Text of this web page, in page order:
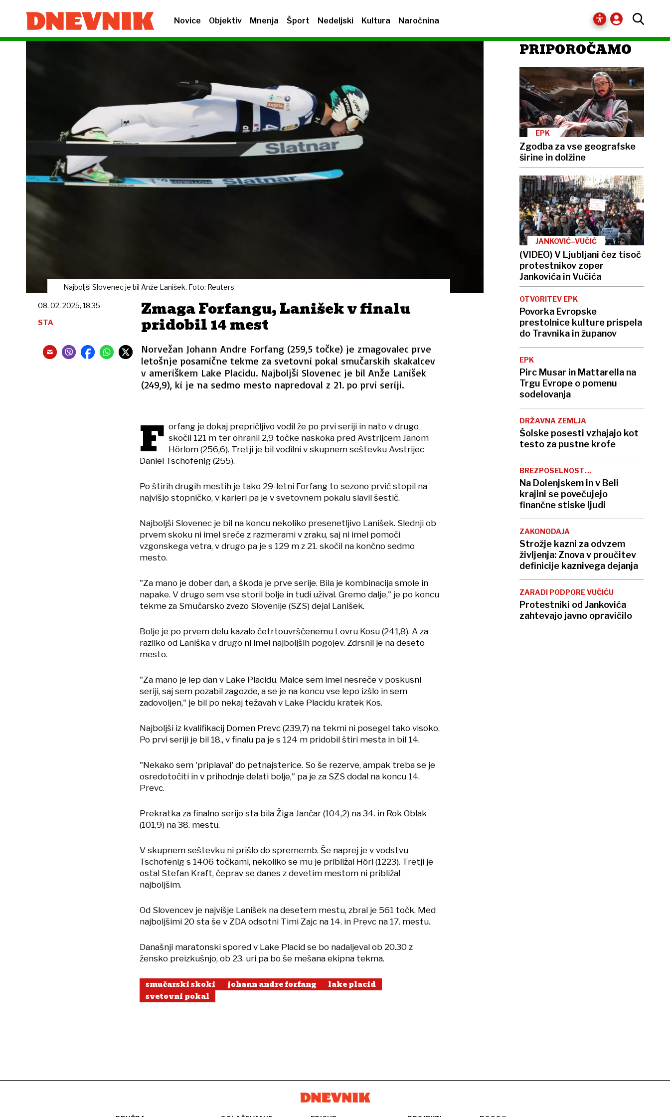
Novice Objektiv Mnenja Šport Nedeljski Kultura Naročnina
Najboljši Slovenec je bil Anže Lanišek. Foto: Reuters
Zmaga Forfangu, Lanišek v finalu
pridobil 14 mest
Norvežan Johann Andre Forfang (259,5 točke) je zmagovalec prve
letošnje posamične tekme za svetovni pokal smučarskih skakalcev
v ameriškem Lake Placidu. Najboljši Slovenec je bil Anže Lanišek
(249,9), ki je na sedmo mesto napredoval z 21. po prvi seriji.
08. 02. 2025, 18.35
STA
F orfang je dokaj prepričljivo vodil že po prvi seriji in nato v drugo
skočil 121 m ter ohranil 2,9 točke naskoka pred Avstrijcem Janom
Hörlom (256,6). Tretji je bil vodilni v skupnem seštevku Avstrijec
Daniel Tschofenig (255).
Po štirih drugih mestih je tako 29-letni Forfang to sezono prvič stopil na
najvišjo stopničko, v karieri pa je v svetovnem pokalu slavil šestič.
Najboljši Slovenec je bil na koncu nekoliko presenetljivo Lanišek. Slednji ob
prvem skoku ni imel sreče z razmerami v zraku, saj ni imel pomoči
vzgonskega vetra, v drugo pa je s 129 m z 21. skočil na končno sedmo
mesto.
"Za mano je dober dan, a škoda je prve serije. Bila je kombinacija smole in
napake. V drugo sem vse storil bolje in tudi užival. Gremo dalje," je po koncu
tekme za Smučarsko zvezo Slovenije (SZS) dejal Lanišek.
Bolje je po prvem delu kazalo četrtouvrščenemu Lovru Kosu (241,8). A za
razliko od Laniška v drugo ni imel najboljših pogojev. Zdrsnil je na deseto
mesto.
"Za mano je lep dan v Lake Placidu. Malce sem imel nesreče v poskusni
seriji, saj sem pozabil zagozde, a se je na koncu vse lepo izšlo in sem
zadovoljen," je bil po nekaj težavah v Lake Placidu kratek Kos.
Najboljši iz kvalifikacij Domen Prevc (239,7) na tekmi ni posegel tako visoko.
Po prvi seriji je bil 18., v finalu pa je s 124 m pridobil štiri mesta in bil 14.
"Nekako sem 'priplaval' do petnajsterice. So še rezerve, ampak treba se je
osredotočiti in v prihodnje delati bolje," pa je za SZS dodal na koncu 14.
Prevc.
Prekratka za finalno serijo sta bila Žiga Jančar (104,2) na 34. in Rok Oblak
(101,9) na 38. mestu.
V skupnem seštevku ni prišlo do sprememb. Še naprej je v vodstvu
Tschofenig s 1406 točkami, nekoliko se mu je približal Hörl (1223). Tretji je
ostal Stefan Kraft, čeprav se danes z devetim mestom ni približal
najboljšim.
Od Slovencev je najvišje Lanišek na desetem mestu, zbral je 561 točk. Med
najboljšimi 20 sta še v ZDA odsotni Timi Zajc na 14. in Prevc na 17. mestu.
Današnji maratonski spored v Lake Placid se bo nadaljeval ob 20.30 z
žensko preizkušnjo, ob 23. uri pa bo še mešana ekipna tekma.
smučarski skoki johann andre forfang
lake placid
svetovni pokal
PRIPOROČAMO
EPK
Zgodba za vse geografske
širine in dolžine
JANKOVIĆ–VUČIĆ
(VIDEO) V Ljubljani čez tisoč
protestnikov zoper
Jankovića in Vučića
OTVORITEV EPK
Povorka Evropske
prestolnice kulture prispela
do Travnika in županov
EPK
Pirc Musar in Mattarella na
Trgu Evrope o pomenu
sodelovanja
DRŽAVNA ZEMLJA
Šolske posesti vzhajajo kot
testo za pustne krofe
BREZPOSELNOST
NARAŠČA
Na Dolenjskem in v Beli
krajini se povečujejo
finančne stiske ljudi
ZAKONODAJA
Strožje kazni za odvzem
življenja: Znova v proučitev
definicije kaznivega dejanja
ZARADI PODPORE VUČIĆU
Protestniki od Jankovića
zahtevajo javno opravičilo